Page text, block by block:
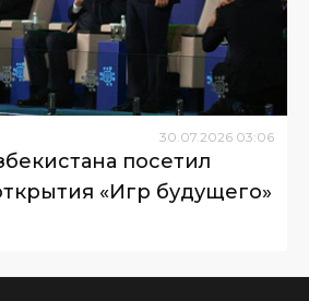
30.07.2026 03:06
посетил
«Игр будущего»